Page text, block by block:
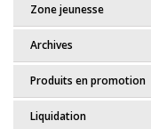
Zone jeunesse
Archives
Produits en promotion
Liquidation